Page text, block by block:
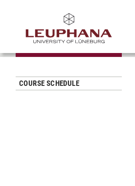
COURSE SCHEDULE